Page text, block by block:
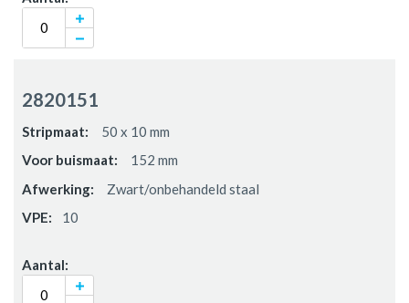
2820151
50 x 10 mm
152 mm
Zwart/onbehandeld staal
10